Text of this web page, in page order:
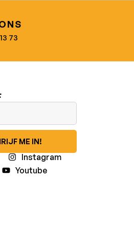
73
ME IN!
Instagram
Youtube